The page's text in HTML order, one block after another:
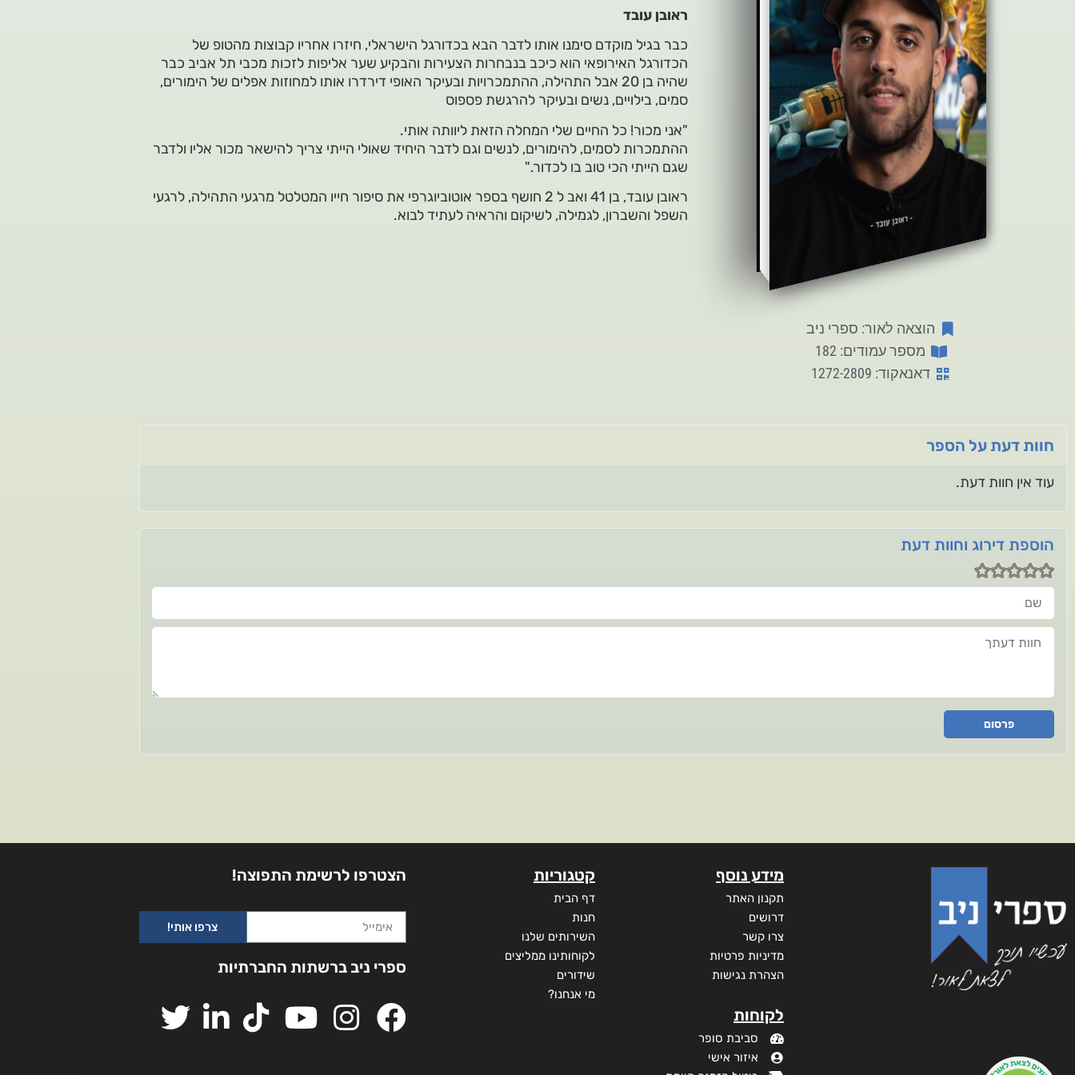
הוצאה לאור: ספרי ניב
מספר עמודים: 182
דאנאקוד: 1272-2809
ראובן עובד
כבר בגיל מוקדם סימנו אותו לדבר הבא בכדורגל הישראלי, חיזרו אחריו קבוצות מהטופ של
הכדורגל האירופאי הוא כיכב בנבחרות הצעירות והבקיע שער אליפות לזכות מכבי תל אביב כבר
שהיה בן 20 אבל התהילה, ההתמכרויות ובעיקר האופי דירדרו אותו למחוזות אפלים של הימורים,
סמים, בילויים, נשים ובעיקר להרגשת פספוס
"אני מכור! כל החיים שלי המחלה הזאת ליוותה אותי.
ההתמכרות לסמים, להימורים, לנשים וגם לדבר היחיד שאולי הייתי צריך להישאר מכור אליו ולדבר
שגם הייתי הכי טוב בו לכדור."
ראובן עובד, בן 41 ואב ל 2 חושף בספר אוטוביוגרפי את סיפור חייו המטלטל מרגעי התהילה, לרגעי
השפל והשברון, לגמילה, לשיקום והראיה לעתיד לבוא.
חוות דעת על הספר
עוד אין חוות דעת.
הוספת דירוג וחוות דעת
שם
חוות דעתך
פרסום
מידע נוסף
תקנון האתר
דרושים
צרו קשר
מדיניות פרטיות
הצהרת נגישות
לקוחות
סביבת סופר
איזור אישי
קטגוריות
דף הבית
חנות
השירותים שלנו
לקוחותינו ממליצים
שידורים
מי אנחנו?
הצטרפו לרשימת התפוצה!
צרפו אותי!
ספרי ניב ברשתות החברתיות